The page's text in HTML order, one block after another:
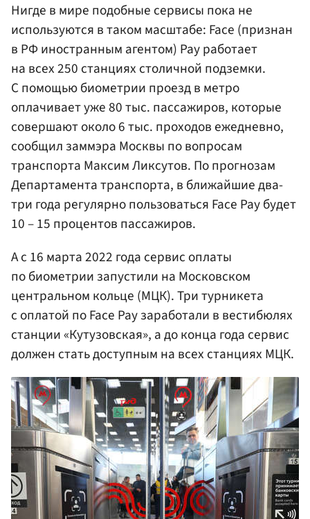
Нигде в мире подобные сервисы пока не
используются в таком масштабе: Face (признан
в РФ иностранным агентом) Pay работает
на всех 250 станциях столичной подземки.
С помощью биометрии проезд в метро
оплачивает уже 80 тыс. пассажиров, которые
совершают около 6 тыс. проходов ежедневно,
сообщил заммэра Москвы по вопросам
транспорта Максим Ликсутов. По прогнозам
Департамента транспорта, в ближайшие два-
три года регулярно пользоваться Face Pay будет
10 – 15 процентов пассажиров.
А с 16 марта 2022 года сервис оплаты
по биометрии запустили на Московском
центральном кольце (МЦК). Три турникета
с оплатой по Face Pay заработали в вестибюлях
станции «Кутузовская», а до конца года сервис
должен стать доступным на всех станциях МЦК.